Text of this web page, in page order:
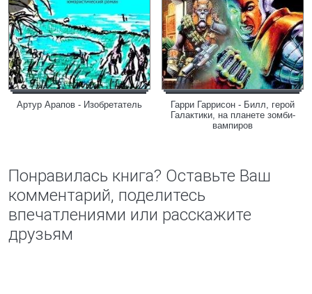
Артур Арапов - Изобретатель
Гарри Гаррисон - Билл, герой
Галактики, на планете зомби-
вампиров
Понравилась книга? Оставьте Ваш
комментарий, поделитесь
впечатлениями или расскажите
друзьям